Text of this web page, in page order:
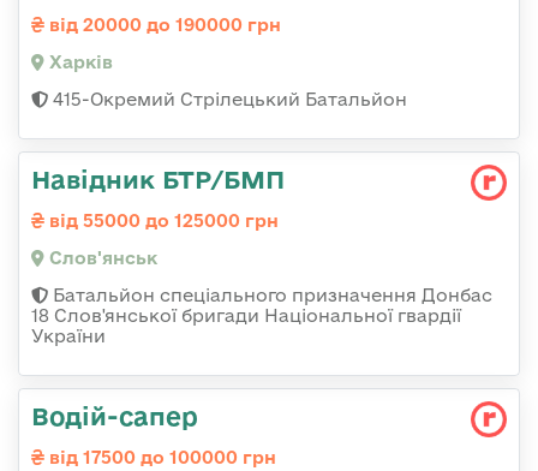
від 20000 до 190000 грн
Харків
415-Окремий Стрілецький Батальйон
Навідник БТР/БМП
від 55000 до 125000 грн
Слов'янськ
Батальйон спеціального призначення Донбас
18 Слов'янської бригади Національної гвардії
України
Водій-сапер
від 17500 до 100000 грн